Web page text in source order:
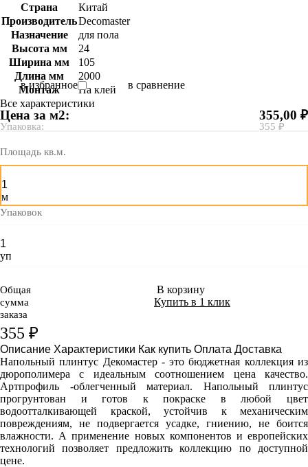
Страна
Китай
ПроизводительDecomaster
Назначение
для пола
Высота мм
24
Ширина мм
105
Длина мм
2000
Монтаж
На клей
Все характеристики
в избранное в сравнение
Цена за м2:
Упаковка:
355,00 ₽
355 ₽
Площадь кв.м.
м
Упаковок
уп
Общая
сумма
заказа
355 ₽
В корзину
Купить в 1 клик
Описание Характеристики Как купить Оплата Доставка
Напольный плинтус Декомастер - это бюджетная коллекция из
дюрополимера с идеальным соотношением цена качество.
Артпрофиль -облегченный материал. Напольный плинтус
прогрунтован и готов к покраске в любой цвет
водоотталкивающей краской, устойчив к механическим
повреждениям, не подвергается усадке, гниению, не боится
влажности. А применение новых компонентов и европейских
технологий позволяет предложить коллекцию по доступной
цене.